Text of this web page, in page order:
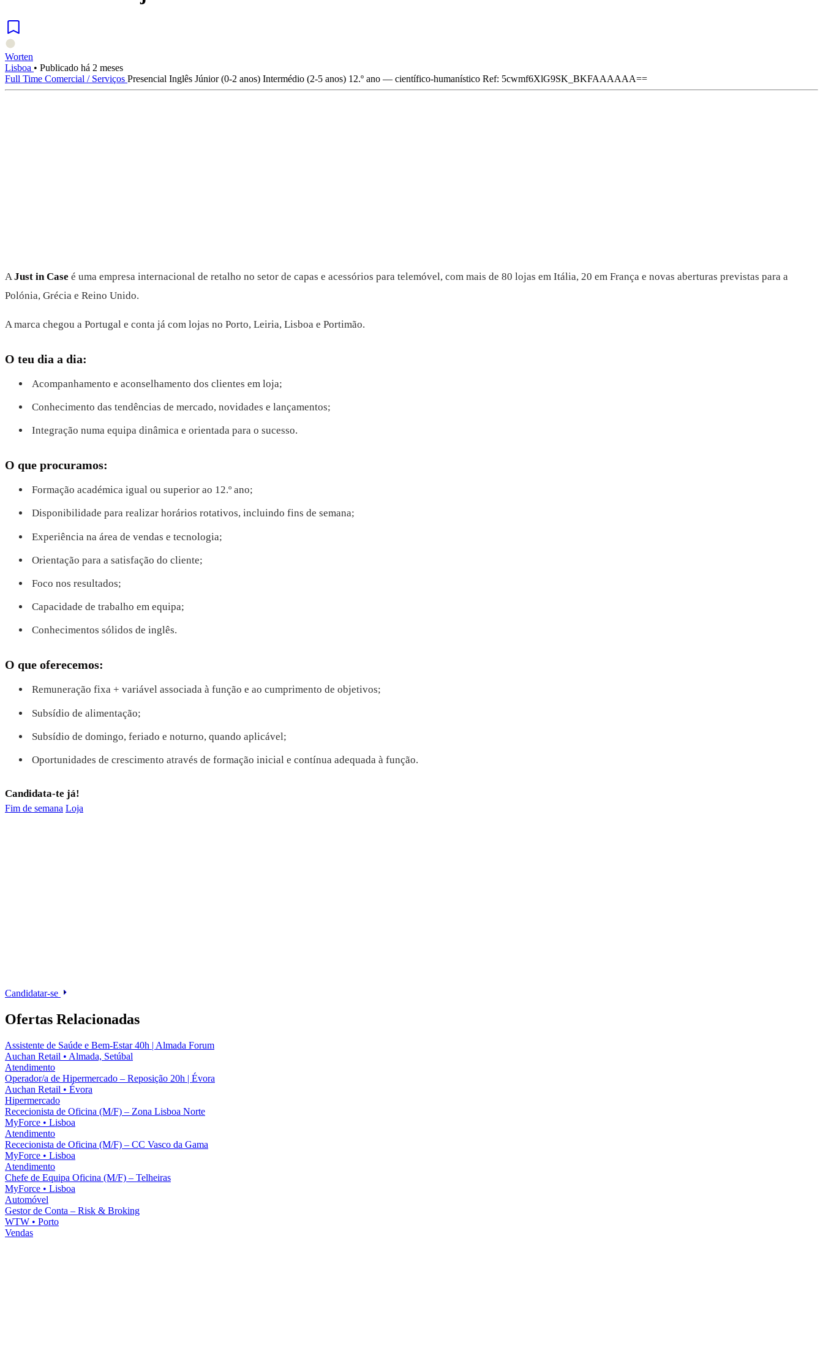
Worten
Lisboa • Publicado há 2 meses
Full Time Comercial / Serviços Presencial Inglês Júnior (0-2 anos) Intermédio (2-5 anos) 12.º ano — científico-humanístico Ref: 5cwmf6XlG9SK_BKFAAAAAA==
AJust in Case é uma empresa internacional de retalho no setor de capas e acessórios para telemóvel, com mais de 80 lojas em Itália, 20 em França e novas aberturas previstas para a
Polónia, Grécia e Reino Unido.
A marca chegou a Portugal e conta já com lojas no Porto, Leiria, Lisboa e Portimão.
O teu dia a dia:
Acompanhamento e aconselhamento dos clientes em loja;
Conhecimento das tendências de mercado, novidades e lançamentos;
Integração numa equipa dinâmica e orientada para o sucesso.
O que procuramos:
Formação académica igual ou superior ao 12.º ano;
Disponibilidade para realizar horários rotativos, incluindo fins de semana;
Experiência na área de vendas e tecnologia;
Orientação para a satisfação do cliente;
Foco nos resultados;
Capacidade de trabalho em equipa;
Conhecimentos sólidos de inglês.
O que oferecemos:
Remuneração fixa + variável associada à função e ao cumprimento de objetivos;
Subsídio de alimentação;
Subsídio de domingo, feriado e noturno, quando aplicável;
Oportunidades de crescimento através de formação inicial e contínua adequada à função.
Candidata-te já!
Fim de semana Loja
Candidatar-se
Ofertas Relacionadas
Assistente de Saúde e Bem-Estar 40h | Almada Forum
Auchan Retail • Almada, Setúbal
Atendimento
Operador/a de Hipermercado – Reposição 20h | Évora
Auchan Retail • Évora
Hipermercado
Rececionista de Oficina (M/F) – Zona Lisboa Norte
MyForce • Lisboa
Atendimento
Rececionista de Oficina (M/F) – CC Vasco da Gama
MyForce • Lisboa
Atendimento
Chefe de Equipa Oficina (M/F) – Telheiras
MyForce • Lisboa
Automóvel
Gestor de Conta – Risk & Broking
WTW • Porto
Vendas